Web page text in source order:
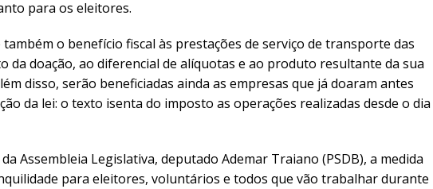
para os eleitores.
o benefício fiscal às prestações de serviço de transporte das
da doação, ao diferencial de alíquotas e ao produto resultante da sua
disso, serão beneficiadas ainda as empresas que já doaram antes
da lei: o texto isenta do imposto as operações realizadas desde o dia
Assembleia Legislativa, deputado Ademar Traiano (PSDB), a medida
para eleitores, voluntários e todos que vão trabalhar durante